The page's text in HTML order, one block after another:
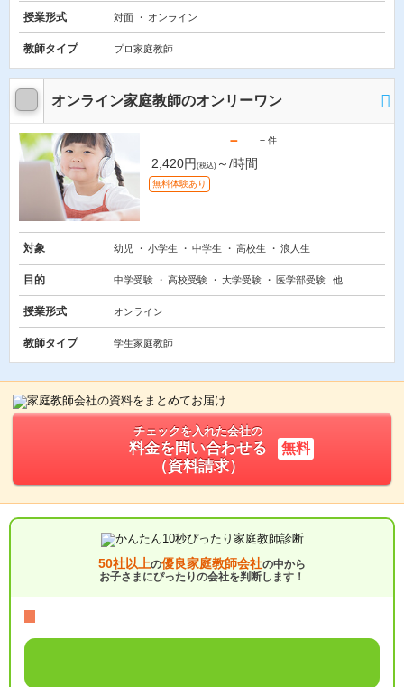
授業形式 対面 オンライン
教師タイプ プロ家庭教師
オンライン家庭教師のオンリーワン
－ － 件
2,420円 (税込) ～/時間
無料体験あり
対象 幼児 小学生 中学生 高校生 浪人生
目的 中学受験 高校受験 大学受験 医学部受験 他
授業形式 オンライン
教師タイプ 学生家庭教師
チェックを入れた会社の
料金を問い合わせる
（資料請求）
無料
50社以上の優良家庭教師会社の中から
お子さまにぴったりの会社を判断します！